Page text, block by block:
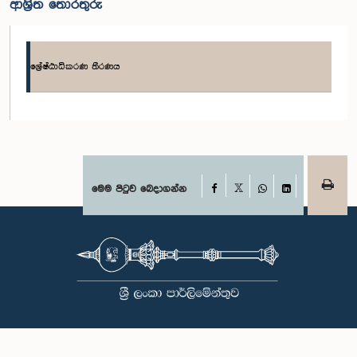
ආශ්‍රිත තොරතුරු
ශ්‍රේෂ්ඨාධිකරණ තීරණය
මෙම පිටුව බෙදාගන්න Facebook
WhatsAppLinkedIn